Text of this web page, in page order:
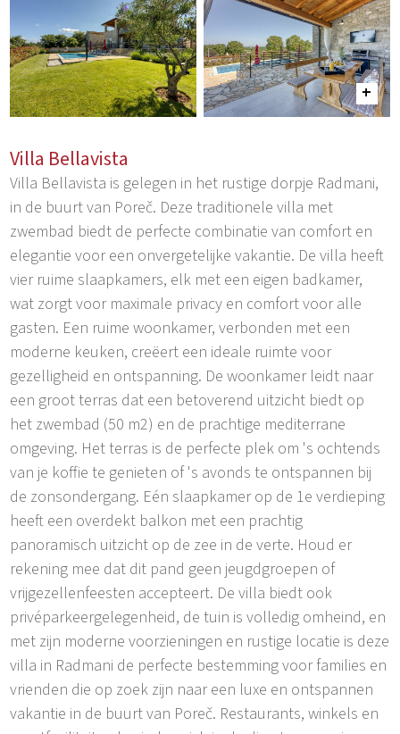
Villa Bellavista
Villa Bellavista is gelegen in het rustige dorpje Radmani,
in de buurt van Poreč. Deze traditionele villa met
zwembad biedt de perfecte combinatie van comfort en
elegantie voor een onvergetelijke vakantie. De villa heeft
vier ruime slaapkamers, elk met een eigen badkamer,
wat zorgt voor maximale privacy en comfort voor alle
gasten. Een ruime woonkamer, verbonden met een
moderne keuken, creëert een ideale ruimte voor
gezelligheid en ontspanning. De woonkamer leidt naar
een groot terras dat een betoverend uitzicht biedt op
het zwembad (50 m2) en de prachtige mediterrane
omgeving. Het terras is de perfecte plek om 's ochtends
van je koffie te genieten of 's avonds te ontspannen bij
de zonsondergang. Eén slaapkamer op de 1e verdieping
heeft een overdekt balkon met een prachtig
panoramisch uitzicht op de zee in de verte. Houd er
rekening mee dat dit pand geen jeugdgroepen of
vrijgezellenfeesten accepteert. De villa biedt ook
privéparkeergelegenheid, de tuin is volledig omheind, en
met zijn moderne voorzieningen en rustige locatie is deze
villa in Radmani de perfecte bestemming voor families en
vrienden die op zoek zijn naar een luxe en ontspannen
vakantie in de buurt van Poreč. Restaurants, winkels en